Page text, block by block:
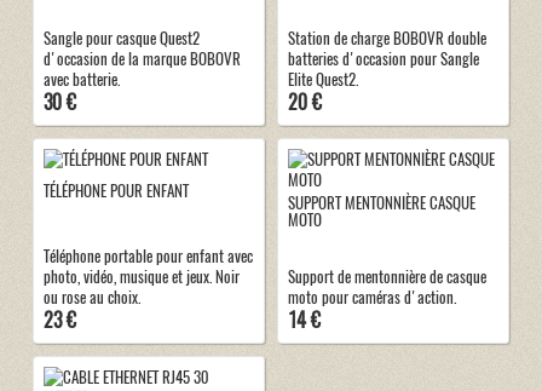
Sangle pour casque Quest2
d'occasion de la marque BOBOVR
avec batterie.
30 €
Station de charge BOBOVR double
batteries d'occasion pour Sangle
Elite Quest2.
20 €
TÉLÉPHONE POUR ENFANT
Téléphone portable pour enfant avec
photo, vidéo, musique et jeux. Noir
ou rose au choix.
23 €
SUPPORT MENTONNIÈRE CASQUE
MOTO
Support de mentonnière de casque
moto pour caméras d'action.
14 €